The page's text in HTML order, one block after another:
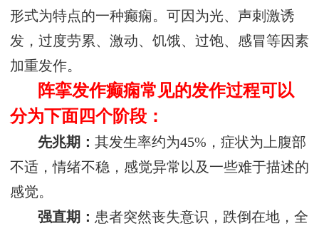
形式为特点的一种癫痫。可因为光、声刺激诱
发，过度劳累、激动、饥饿、过饱、感冒等因素
加重发作。
阵挛发作癫痫常见的发作过程可以
分为下面四个阶段：
先兆期：其发生率约为45%，症状为上腹部
不适，情绪不稳，感觉异常以及一些难于描述的
感觉。
强直期： 患者突然丧失意识，跌倒在地，全